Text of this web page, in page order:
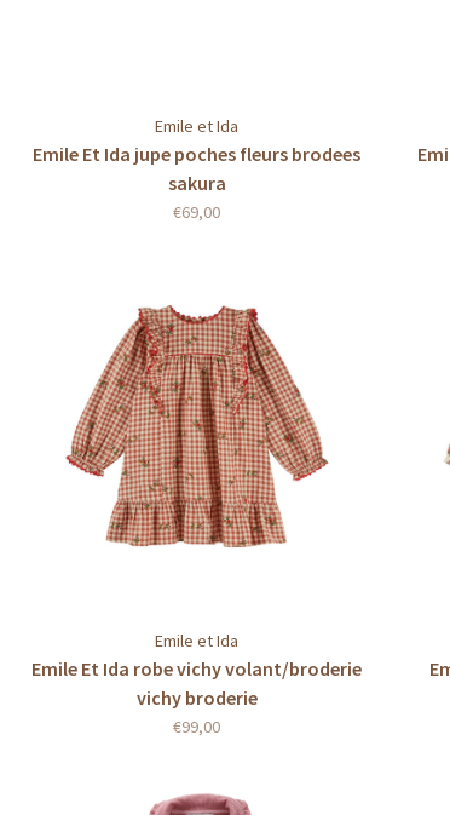
Emile et Ida
Emile Et Ida jupe poches fleurs brodees
sakura
€69,00
Emile et Ida
Emile Et Ida robe vichy volant/broderie
vichy broderie
€99,00